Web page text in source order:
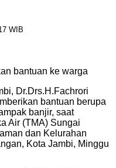
WIB
bantuan ke warga
Dr.Drs.H.Fachrori
bantuan berupa
banjir, saat
Air (TMA) Sungai
dan Kelurahan
Kota Jambi, Minggu